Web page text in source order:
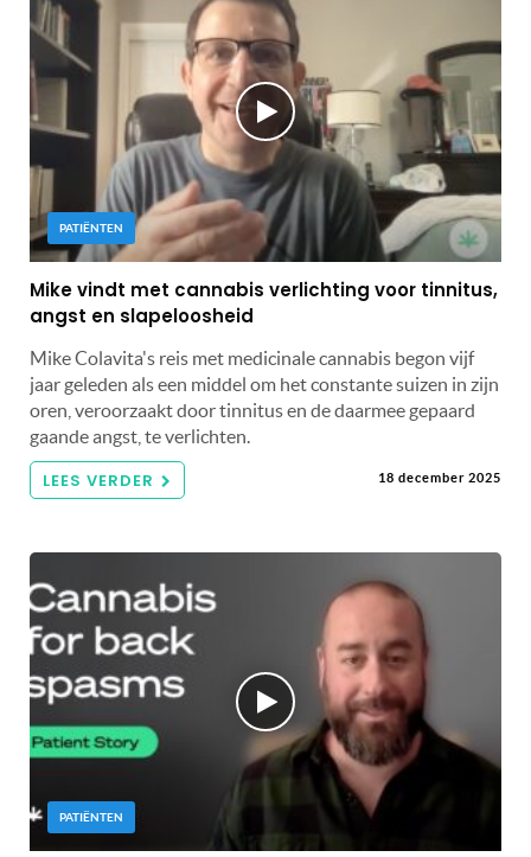
PATIËNTEN
Mike vindt met cannabis verlichting voor tinnitus,
angst en slapeloosheid
Mike Colavita's reis met medicinale cannabis begon vijf
jaar geleden als een middel om het constante suizen in zijn
oren, veroorzaakt door tinnitus en de daarmee gepaard
gaande angst, te verlichten.
LEES VERDER 18 december 2025
PATIËNTEN